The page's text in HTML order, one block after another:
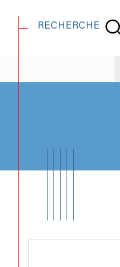
RECHERCHE